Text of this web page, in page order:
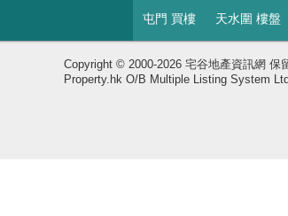
屯門 買樓
天水圍 樓盤
Copyright © 2000-2026 宅谷地產資訊網 保
Property.hk O/B Multiple Listing System